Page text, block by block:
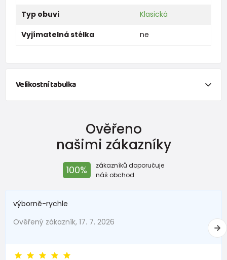
Typ obuvi
Klasická
Vyjímatelná stélka
ne
Velikostní tabulka
Ověřeno
našimi zákazníky
100%
zákazníků doporučuje
náš obchod
výborně-rychle
Ověřený zákazník, 17. 7. 2026